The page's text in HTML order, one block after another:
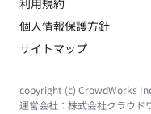
利用規約
個人情報保護方針
サイトマップ
copyright (c) CrowdWorks
運営会社： 株式会社クラウド